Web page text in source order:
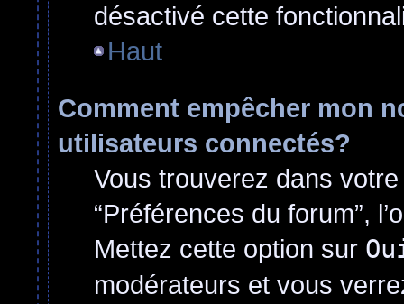
désactivé cette
Haut
Comment empêcher mon
utilisateurs connectés?
Vous trouverez dans
“Préférences du forum”,
Mettez cette option sur
modérateurs et vous